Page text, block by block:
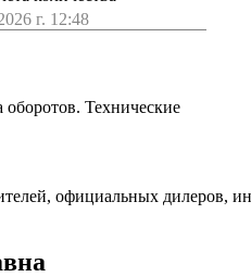
г. 12:48
Технические
официальных дилеров,